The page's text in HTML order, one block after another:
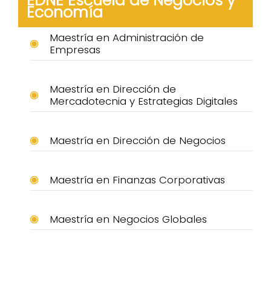
Economía
Maestría en Administración de
Empresas
Maestría en Dirección de
Mercadotecnia y Estrategias Digitales
Maestría en Dirección de Negocios
Maestría en Finanzas Corporativas
Maestría en Negocios Globales